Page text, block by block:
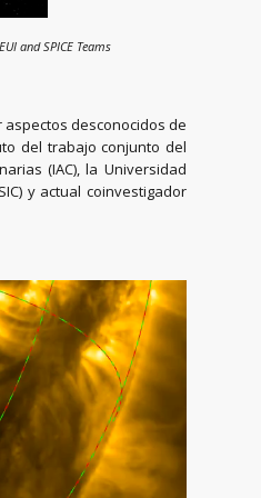
and SPICE Teams
aspectos desconocidos de
del trabajo conjunto del
(IAC), la Universidad
y actual coinvestigador